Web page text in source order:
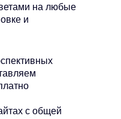
на любые
и
с общей